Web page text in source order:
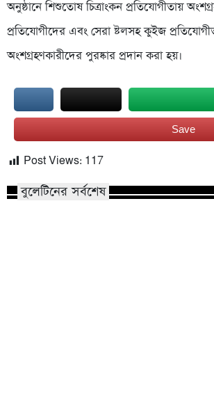
অনুষ্ঠানে শিশুতোষ চিত্রাংকন প্রতিযোগীতায়
প্রতিযোগীদের এবং সেরা ষ্টলসহ কুইজ
অংশগ্রহণকারীদের পুরষ্কার প্রদান করা হয়।
Save
Post Views: 117
বুলেটিনের সর্বশেষ